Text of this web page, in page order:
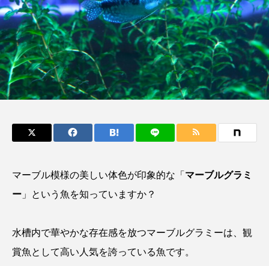
＜なぜ釣り人は魚拓を
とるのか？＞ 魚拓が
もつ不思議な力──祖
父と子の魚拓からその
意味を問いなおす
清水むつ
2026.08.09
河川・湖の生態系の頂
点に立つ美しい魚＜ノ
ーザンパイク＞とは
なんでも食べる“最高
捕食者”？
Polo
Rat
2026.08.04
アイゴ アイナメ アオウオ アオザメ
アカクラゲ アカザ アカハタ
マーブル模様の美しい体色が印象的な「 マーブルグラミ
ー 」という魚を知っていますか？
水槽内で華やかな存在感を放つマーブルグラミーは、観
賞魚として高い人気を誇っている魚です。